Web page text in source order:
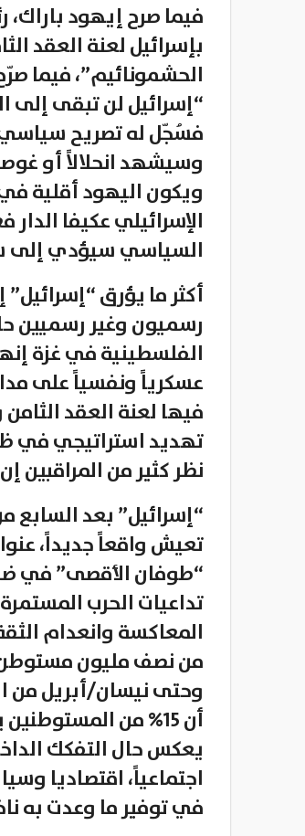
فيما صرح إيهود باراك،
بإسرائيل لعنة العقد
الحشمونائيم”، فيما
“إسرائيل لن تبقى إلى
فسُجّل له تصريح
وسيشهد انحلالاً أو
ويكون اليهود أقلية
الإسرائيلي عكيفا
السياسي سيؤدي إلى
أكثر ما يؤرق
رسميون وغير رسميين
الفلسطينية في غزة
عسكرياً ونفسياً على
فيها لعنة العقد الثامن
تهديد استراتيجي في
نظر كثير من المراقبين
“إسرائيل” بعد السابع
تعيش واقعاً جديداً،
“طوفان الأقصى” في
تداعيات الحرب
المعاكسة وانعدام
من نصف مليون مستوطن
وحتى نيسان/أبريل من
أن 15% من
يعكس حال التفكك
اجتماعياً، اقتصاديا
في توفير ما وعدت به